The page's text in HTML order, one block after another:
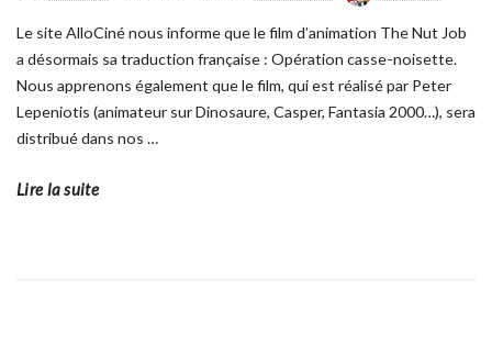
Le site AlloCiné nous informe que le film d’animation The Nut Job
a désormais sa traduction française : Opération casse-noisette.
Nous apprenons également que le film, qui est réalisé par Peter
Lepeniotis (animateur sur Dinosaure, Casper, Fantasia 2000…), sera
distribué dans nos …
Lire la suite